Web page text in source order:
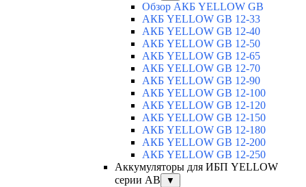
Обзор АКБ YELLOW GB
АКБ YELLOW GB 12-33
АКБ YELLOW GB 12-40
АКБ YELLOW GB 12-50
АКБ YELLOW GB 12-65
АКБ YELLOW GB 12-70
АКБ YELLOW GB 12-90
АКБ YELLOW GB 12-100
АКБ YELLOW GB 12-120
АКБ YELLOW GB 12-150
АКБ YELLOW GB 12-180
АКБ YELLOW GB 12-200
АКБ YELLOW GB 12-250
Аккумуляторы для ИБП YELLOW
серии AB
▼